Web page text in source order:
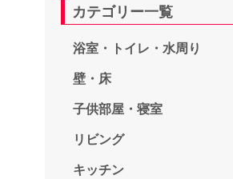
カテゴリー一覧
浴室・トイレ・水周り
壁・床
子供部屋・寝室
リビング
キッチン